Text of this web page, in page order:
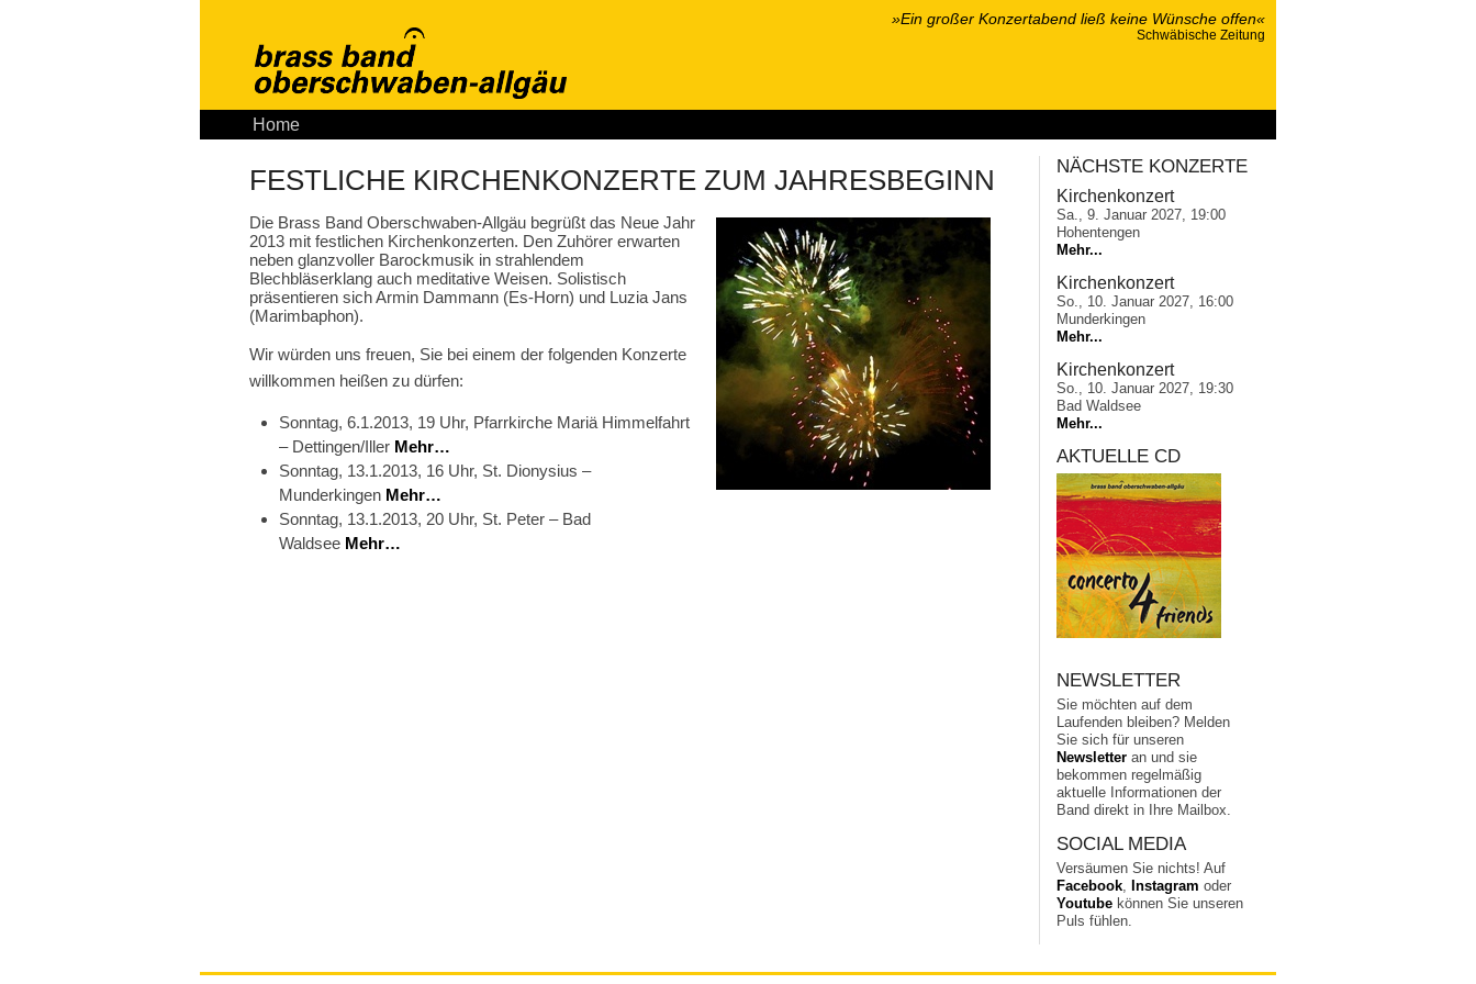
»Ein großer Konzertabend ließ keine Wünsche offen«
Schwäbische Zeitung
Home
FESTLICHE KIRCHENKONZERTE ZUM JAHRESBEGINN
Die Brass Band Oberschwaben-Allgäu begrüßt das Neue Jahr
2013 mit festlichen Kirchenkonzerten. Den Zuhörer erwarten
neben glanzvoller Barockmusik in strahlendem
Blechbläserklang auch meditative Weisen. Solistisch
präsentieren sich Armin Dammann (Es-Horn) und Luzia Jans
(Marimbaphon).
Wir würden uns freuen, Sie bei einem der folgenden Konzerte
willkommen heißen zu dürfen:
Sonntag, 6.1.2013, 19 Uhr, Pfarrkirche Mariä Himmelfahrt
– Dettingen/Iller Mehr…
Sonntag, 13.1.2013, 16 Uhr, St. Dionysius –
Munderkingen Mehr…
Sonntag, 13.1.2013, 20 Uhr, St. Peter – Bad
Waldsee Mehr…
NÄCHSTE KONZERTE
Kirchenkonzert
Sa., 9. Januar 2027, 19:00
Hohentengen
Mehr...
Kirchenkonzert
So., 10. Januar 2027, 16:00
Munderkingen
Mehr...
Kirchenkonzert
So., 10. Januar 2027, 19:30
Bad Waldsee
Mehr...
AKTUELLE CD
NEWSLETTER
Sie möchten auf dem
Laufenden bleiben? Melden
Sie sich für unseren
Newsletter an und sie
bekommen regelmäßig
aktuelle Informationen der
Band direkt in Ihre Mailbox.
SOCIAL MEDIA
Versäumen Sie nichts! Auf
Facebook
Instagram oder
Youtube können Sie unseren
Puls fühlen.